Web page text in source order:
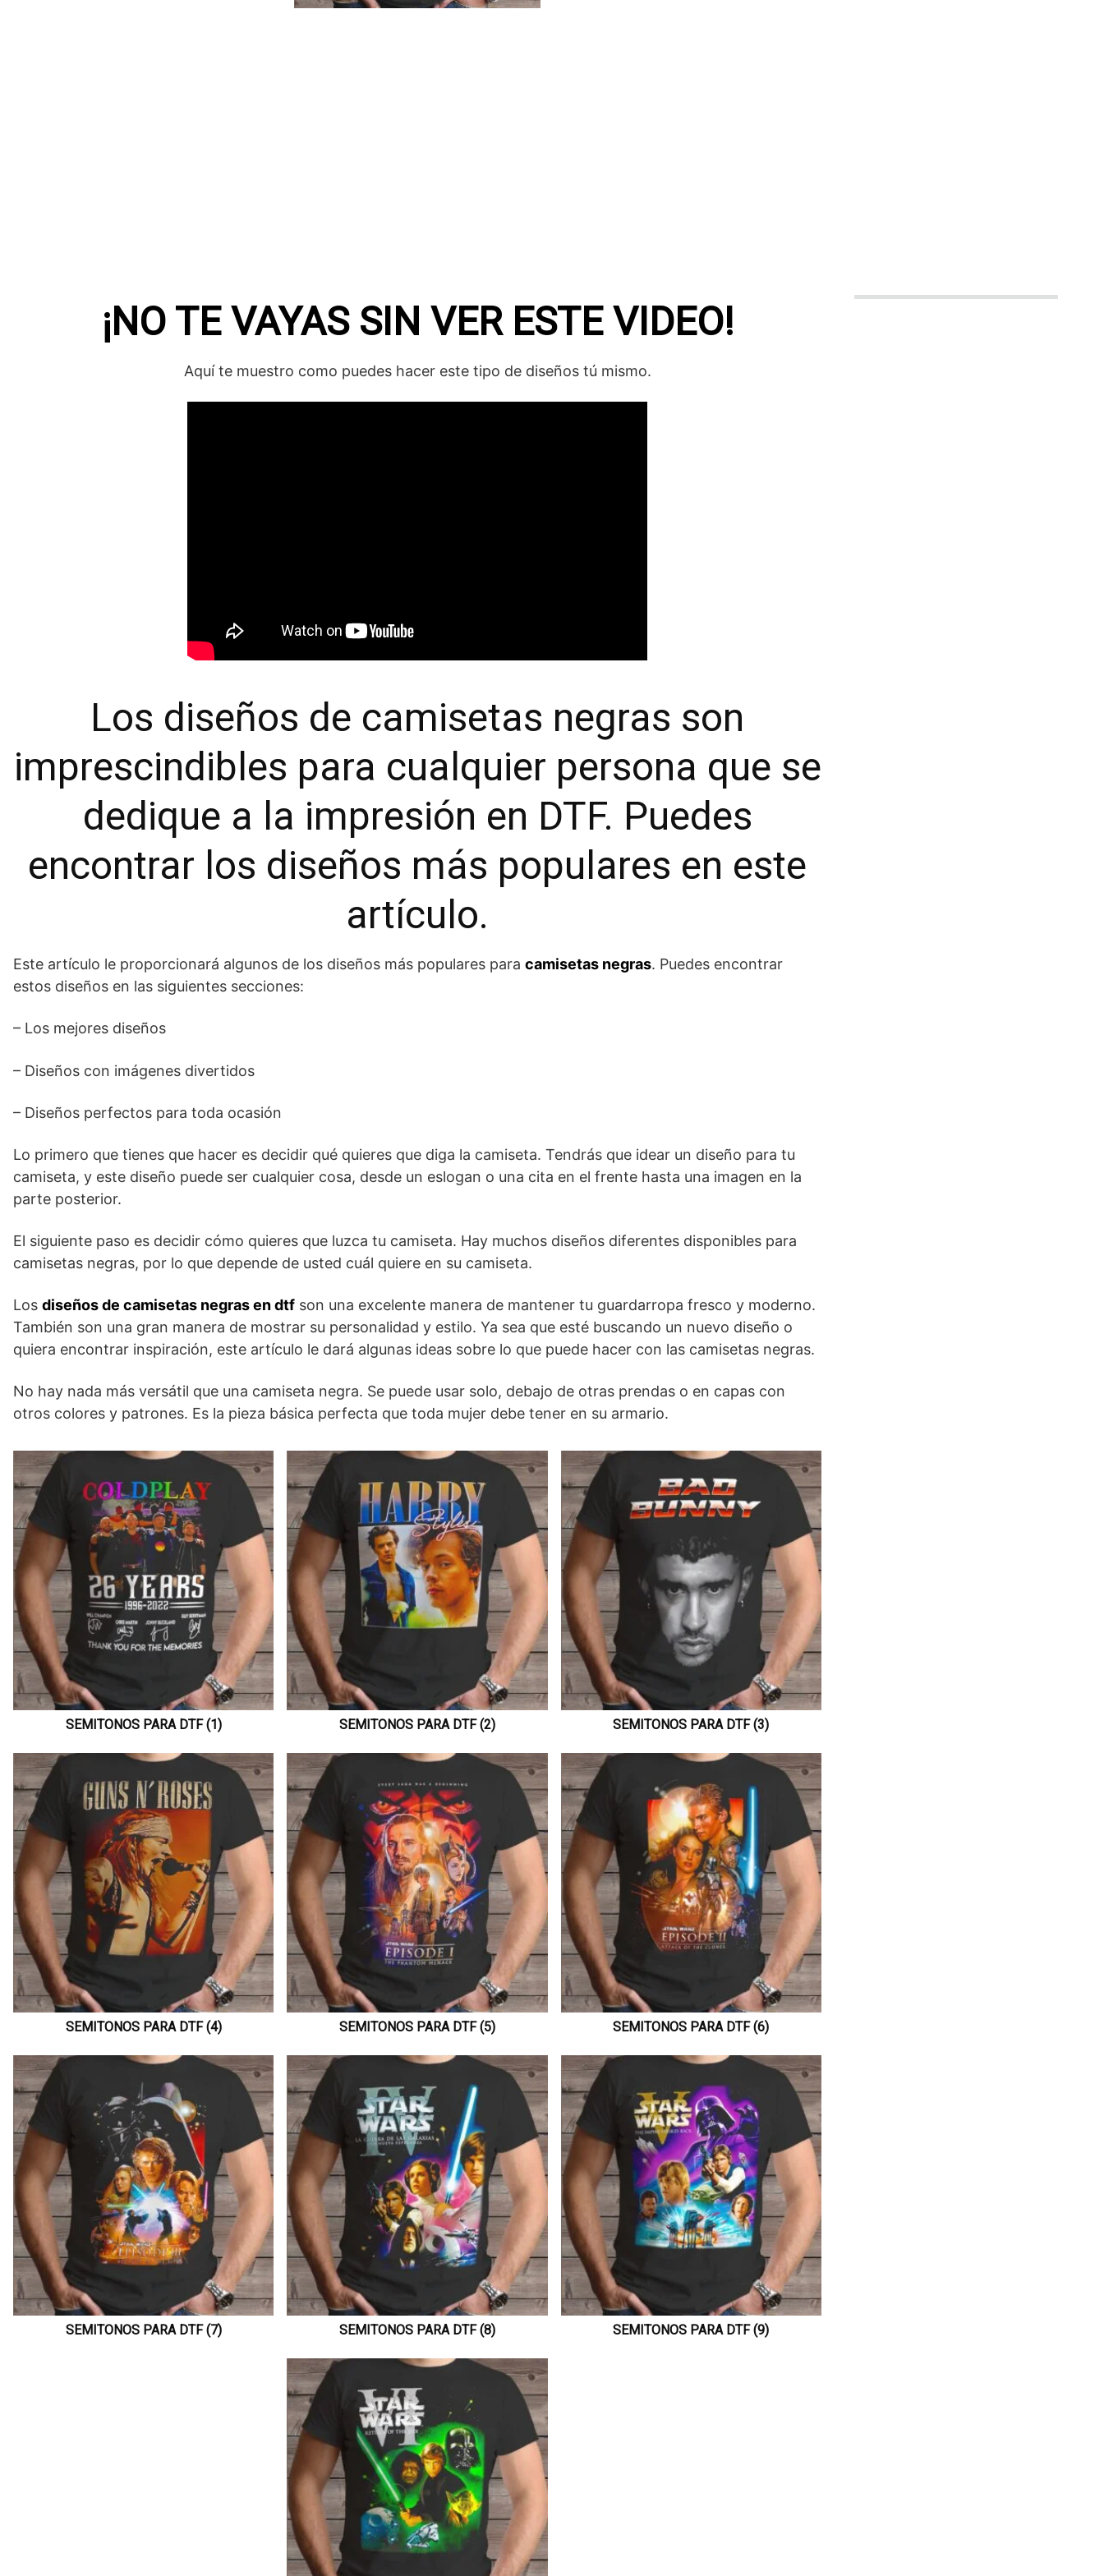
¡NO TE VAYAS SIN VER ESTE VIDEO!
Aquí te muestro como puedes hacer este tipo de diseños tú mismo.
Los diseños de camisetas negras son
imprescindibles para cualquier persona que se
dedique a la impresión en DTF. Puedes
encontrar los diseños más populares en este
artículo.
Este artículo le proporcionará algunos de los diseños más populares para camisetas negras. Puedes encontrar
estos diseños en las siguientes secciones:
– Los mejores diseños
– Diseños con imágenes divertidos
– Diseños perfectos para toda ocasión
Lo primero que tienes que hacer es decidir qué quieres que diga la camiseta. Tendrás que idear un diseño para tu
camiseta, y este diseño puede ser cualquier cosa, desde un eslogan o una cita en el frente hasta una imagen en la
parte posterior.
El siguiente paso es decidir cómo quieres que luzca tu camiseta. Hay muchos diseños diferentes disponibles para
camisetas negras, por lo que depende de usted cuál quiere en su camiseta.
Los diseños de camisetas negras en dtf son una excelente manera de mantener tu guardarropa fresco y moderno.
También son una gran manera de mostrar su personalidad y estilo. Ya sea que esté buscando un nuevo diseño o
quiera encontrar inspiración, este artículo le dará algunas ideas sobre lo que puede hacer con las camisetas negras.
No hay nada más versátil que una camiseta negra. Se puede usar solo, debajo de otras prendas o en capas con
otros colores y patrones. Es la pieza básica perfecta que toda mujer debe tener en su armario.
SEMITONOS PARA DTF (1) SEMITONOS PARA DTF (2) SEMITONOS PARA DTF (3)
SEMITONOS PARA DTF (4) SEMITONOS PARA DTF (5) SEMITONOS PARA DTF (6)
SEMITONOS PARA DTF (7) SEMITONOS PARA DTF (8) SEMITONOS PARA DTF (9)